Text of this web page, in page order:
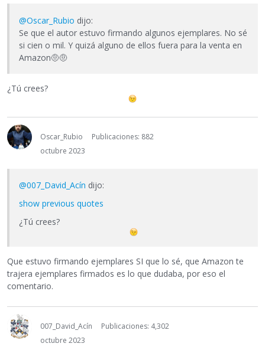
@Oscar_Rubio dijo:
Se que el autor estuvo firmando algunos ejemplares. No sé
si cien o mil. Y quizá alguno de ellos fuera para la venta en
Amazon🤨🤨
¿Tú crees?
Oscar_Rubio
Publicaciones: 882
octubre 2023
@007_David_Acín dijo:
show previous quotes
¿Tú crees?
Que estuvo firmando ejemplares SI que lo sé, que Amazon te
trajera ejemplares firmados es lo que dudaba, por eso el
comentario.
007_David_Acín
Publicaciones: 4,302
octubre 2023